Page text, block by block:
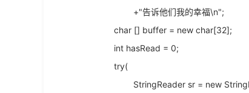
+"告诉他们我的幸福\n";
char [] buffer = new char[32];
int hasRead = 0;
try(
StringReader sr = new